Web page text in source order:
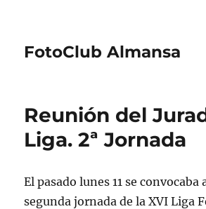
FotoClub Almansa
Reunión del
Liga. 2ª Jornada
El pasado lunes 11 se convocaba
segunda jornada de la XVI Liga